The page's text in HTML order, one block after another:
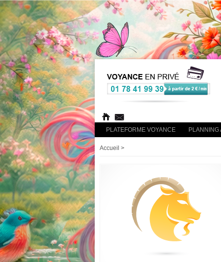
PLATEFORME VOYANCE PLANNING
Accueil >